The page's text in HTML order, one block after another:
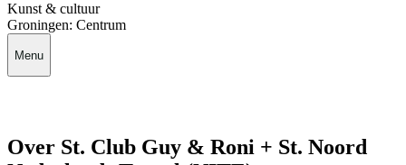
Kunst & cultuur
Groningen: Centrum
Menu
Over St. Club Guy & Roni + St. Noord